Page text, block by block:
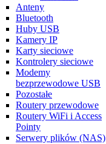
Anteny
Bluetooth
Huby USB
Kamery IP
Karty sieciowe
Kontrolery sieciowe
Modemy
bezprzewodowe USB
Pozostałe
Routery przewodowe
Routery WiFi i Access
Pointy
Serwery plików (NAS)